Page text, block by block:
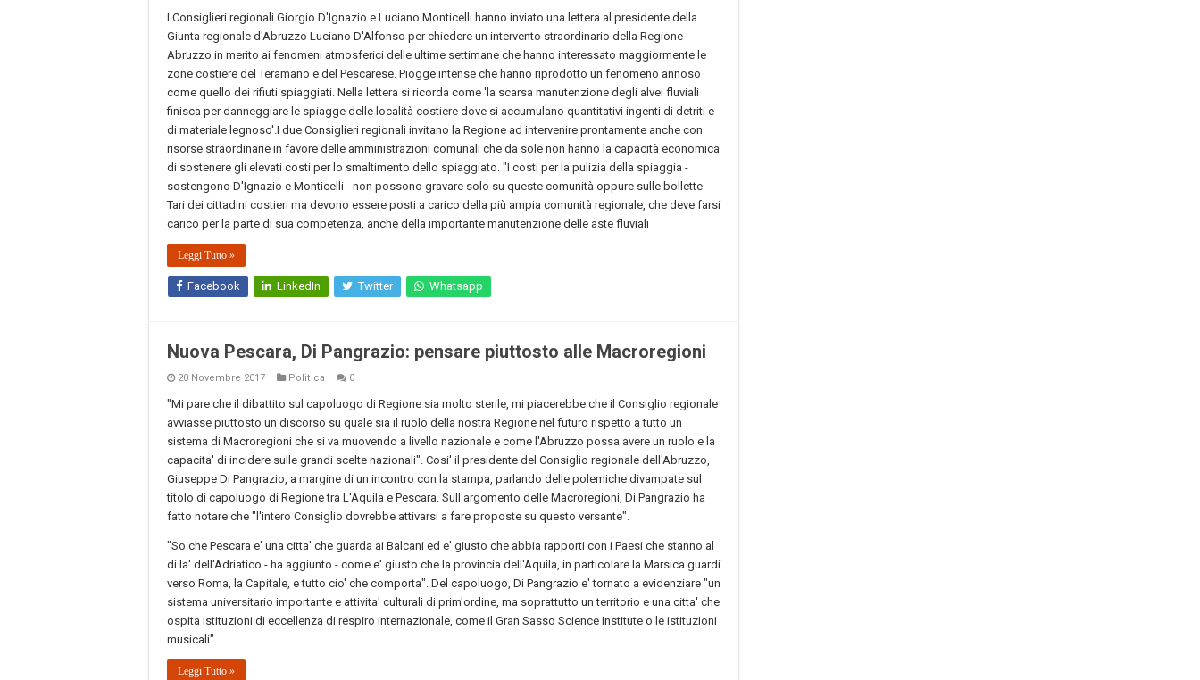
I Consiglieri regionali Giorgio D'Ignazio e Luciano Monticelli hanno inviato una lettera al presidente della
Giunta regionale d'Abruzzo Luciano D'Alfonso per chiedere un intervento straordinario della Regione
Abruzzo in merito ai fenomeni atmosferici delle ultime settimane che hanno interessato maggiormente le
zone costiere del Teramano e del Pescarese. Piogge intense che hanno riprodotto un fenomeno annoso
come quello dei rifiuti spiaggiati. Nella lettera si ricorda come 'la scarsa manutenzione degli alvei fluviali
finisca per danneggiare le spiagge delle località costiere dove si accumulano quantitativi ingenti di detriti e
di materiale legnoso'.I due Consiglieri regionali invitano la Regione ad intervenire prontamente anche con
risorse straordinarie in favore delle amministrazioni comunali che da sole non hanno la capacità economica
di sostenere gli elevati costi per lo smaltimento dello spiaggiato. "I costi per la pulizia della spiaggia -
sostengono D'Ignazio e Monticelli - non possono gravare solo su queste comunità oppure sulle bollette
Tari dei cittadini costieri ma devono essere posti a carico della più ampia comunità regionale, che deve farsi
carico per la parte di sua competenza, anche della importante manutenzione delle aste fluviali
Leggi Tutto »
Facebook LinkedIn Twitter Whatsapp
Nuova Pescara, Di Pangrazio: pensare piuttosto alle Macroregioni
20 Novembre 2017 Politica 0
"Mi pare che il dibattito sul capoluogo di Regione sia molto sterile, mi piacerebbe che il Consiglio regionale
avviasse piuttosto un discorso su quale sia il ruolo della nostra Regione nel futuro rispetto a tutto un
sistema di Macroregioni che si va muovendo a livello nazionale e come l'Abruzzo possa avere un ruolo e la
capacita' di incidere sulle grandi scelte nazionali". Cosi' il presidente del Consiglio regionale dell'Abruzzo,
Giuseppe Di Pangrazio, a margine di un incontro con la stampa, parlando delle polemiche divampate sul
titolo di capoluogo di Regione tra L'Aquila e Pescara. Sull'argomento delle Macroregioni, Di Pangrazio ha
fatto notare che "l'intero Consiglio dovrebbe attivarsi a fare proposte su questo versante".
"So che Pescara e' una citta' che guarda ai Balcani ed e' giusto che abbia rapporti con i Paesi che stanno al
di la' dell'Adriatico - ha aggiunto - come e' giusto che la provincia dell'Aquila, in particolare la Marsica guardi
verso Roma, la Capitale, e tutto cio' che comporta". Del capoluogo, Di Pangrazio e' tornato a evidenziare "un
sistema universitario importante e attivita' culturali di prim'ordine, ma soprattutto un territorio e una citta' che
ospita istituzioni di eccellenza di respiro internazionale, come il Gran Sasso Science Institute o le istituzioni
musicali".
Leggi Tutto »